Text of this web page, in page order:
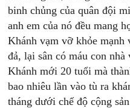
binh chủng của quân đội
anh em của nó đều mang
Khánh vạm vỡ khỏe mạnh
đả, lại sân có máu con
Khánh mới 20 tuổi mà
bao nhiêu lần vào tù ra
tháng dưới chế độ cộng